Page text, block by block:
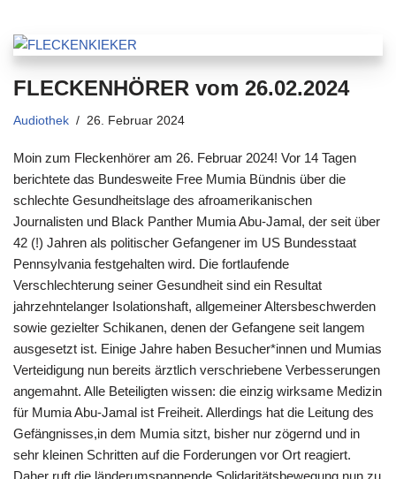
FLECKENHÖRER vom 26.02.2024
Audiothek 26. Februar 2024
Moin zum Fleckenhörer am 26. Februar 2024! Vor 14 Tagen
berichtete das Bundesweite Free Mumia Bündnis über die
schlechte Gesundheitslage des afroamerikanischen
Journalisten und Black Panther Mumia Abu-Jamal, der seit über
42 (!) Jahren als politischer Gefangener im US Bundesstaat
Pennsylvania festgehalten wird. Die fortlaufende
Verschlechterung seiner Gesundheit sind ein Resultat
jahrzehntelanger Isolationshaft, allgemeiner Altersbeschwerden
sowie gezielter Schikanen, denen der Gefangene seit langem
ausgesetzt ist. Einige Jahre haben Besucher*innen und Mumias
Verteidigung nun bereits ärztlich verschriebene Verbesserungen
angemahnt. Alle Beteiligten wissen: die einzig wirksame Medizin
für Mumia Abu-Jamal ist Freiheit. Allerdings hat die Leitung des
Gefängnisses,in dem Mumia sitzt, bisher nur zögernd und in
sehr kleinen Schritten auf die Forderungen vor Ort reagiert.
Daher ruft die länderumspannende Solidaritätsbewegung nun zu